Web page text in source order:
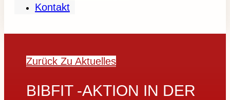
Kontakt
Zurück Zu Aktuelles
BIBFIT -AKTION IN DER